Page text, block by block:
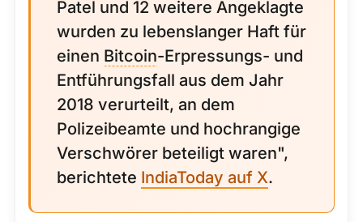
Patel und 12 weitere Angeklagte
wurden zu lebenslanger Haft für
einen Bitcoin-Erpressungs- und
Entführungsfall aus dem Jahr
2018 verurteilt, an dem
Polizeibeamte und hochrangige
Verschwörer beteiligt waren",
berichtete IndiaToday auf X.